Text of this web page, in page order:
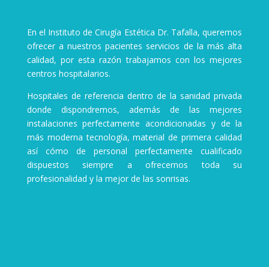
En el Instituto de Cirugía Estética Dr. Tafalla, queremos
ofrecer a nuestros pacientes servicios de la más alta
calidad, por esta razón trabajamos con los mejores
centros hospitalarios.
Hospitales de referencia dentro de la sanidad privada
donde dispondremos, además de las mejores
instalaciones perfectamente acondicionadas y de la
más moderna tecnología, material de primera calidad
así cómo de personal perfectamente cualificado
dispuestos siempre a ofrecernos toda su
profesionalidad y la mejor de las sonrisas.